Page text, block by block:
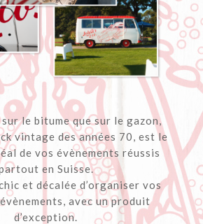
sur le bitume que sur le gazon,
vintage des années 70, est le
de vos évènements réussis
en Suisse.
et décalée d’organiser vos
avec un produit
d’exception.